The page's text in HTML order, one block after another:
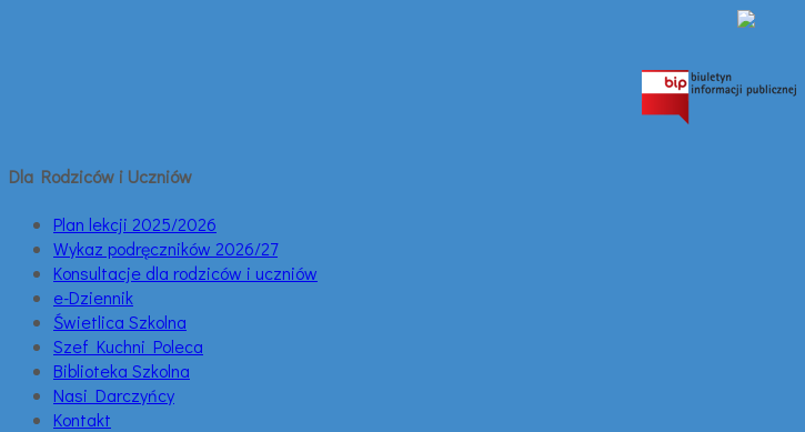
Dla Rodziców i Uczniów
Plan lekcji 2025/2026
Wykaz podręczników 2026/27
Konsultacje dla rodziców i uczniów
e-Dziennik
Świetlica Szkolna
Szef Kuchni Poleca
Biblioteka Szkolna
Nasi Darczyńcy
Kontakt